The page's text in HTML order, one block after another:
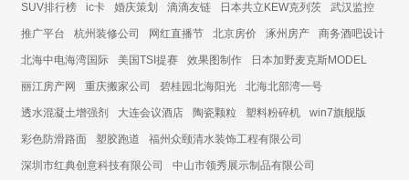
SUV排行榜 ic卡 婚庆策划 滴滴友链 日本共立KEW克列茨 武汉监控
推广平台 杭州装修公司 网红直播节 北京房价 涿州房产 商务酒吧设计
北海中电海湾国际 美国TSI提赛 效果图制作 日本加野麦克斯MODEL
丽江房产网 重庆搬家公司 碧桂园北海阳光 北海北部湾一号
透水混凝土增强剂 大连会议酒店 陶瓷颗粒 塑料粉碎机 win7旗舰版
彩色防滑路面 塑胶跑道 福州众颐清水装饰工程有限公司
深圳市红典创意科技有限公司 中山市领秀展示制品有限公司